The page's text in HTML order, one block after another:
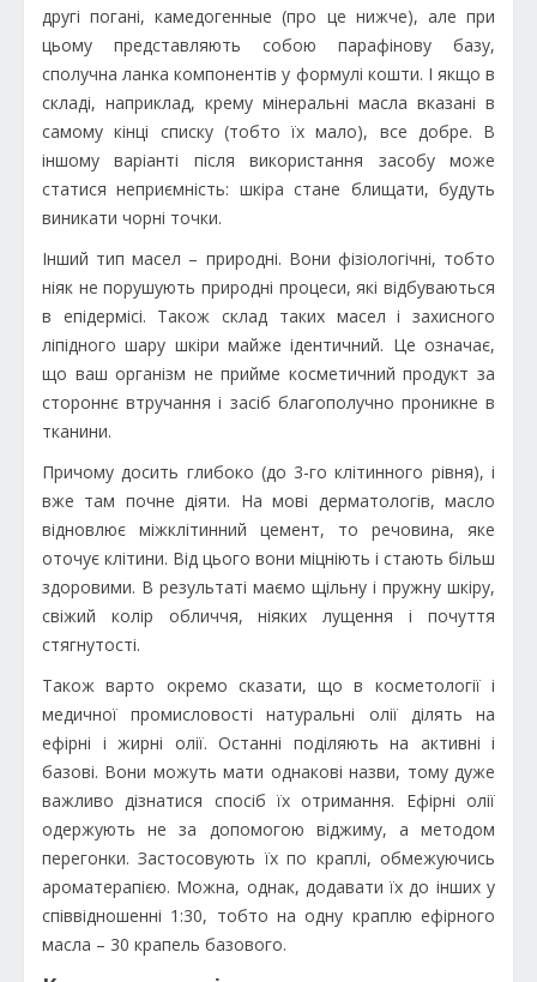
другі погані, камедогенные (про це нижче), але при
цьому представляють собою парафінову базу,
сполучна ланка компонентів у формулі кошти. І якщо в
складі, наприклад, крему мінеральні масла вказані в
самому кінці списку (тобто їх мало), все добре. В
іншому варіанті після використання засобу може
статися неприємність: шкіра стане блищати, будуть
виникати чорні точки.
Інший тип масел – природні. Вони фізіологічні, тобто
ніяк не порушують природні процеси, які відбуваються
в епідермісі. Також склад таких масел і захисного
ліпідного шару шкіри майже ідентичний. Це означає,
що ваш організм не прийме косметичний продукт за
стороннє втручання і засіб благополучно проникне в
тканини.
Причому досить глибоко (до 3-го клітинного рівня), і
вже там почне діяти. На мові дерматологів, масло
відновлює міжклітинний цемент, то речовина, яке
оточує клітини. Від цього вони міцніють і стають більш
здоровими. В результаті маємо щільну і пружну шкіру,
свіжий колір обличчя, ніяких лущення і почуття
стягнутості.
Також варто окремо сказати, що в косметології і
медичної промисловості натуральні олії ділять на
ефірні і жирні олії. Останні поділяють на активні і
базові. Вони можуть мати однакові назви, тому дуже
важливо дізнатися спосіб їх отримання. Ефірні олії
одержують не за допомогою віджиму, а методом
перегонки. Застосовують їх по краплі, обмежуючись
ароматерапією. Можна, однак, додавати їх до інших у
співвідношенні 1:30, тобто на одну краплю ефірного
масла – 30 крапель базового.